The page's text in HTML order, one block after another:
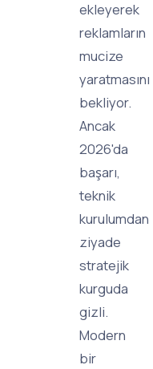
ekleyerek
reklamların
mucize
yaratmasını
bekliyor.
Ancak
2026'da
başarı,
teknik
kurulumdan
ziyade
stratejik
kurguda
gizli.
Modern
bir